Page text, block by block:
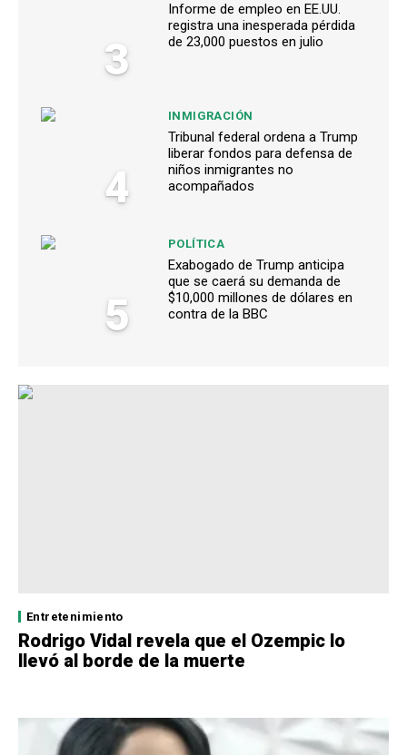
3
Informe de empleo en EE.UU.
registra una inesperada pérdida
de 23,000 puestos en julio
4
INMIGRACIÓN
Tribunal federal ordena a Trump
liberar fondos para defensa de
niños inmigrantes no
acompañados
5
POLÍTICA
Exabogado de Trump anticipa
que se caerá su demanda de
$10,000 millones de dólares en
contra de la BBC
Entretenimiento
Rodrigo Vidal revela que el Ozempic lo
llevó al borde de la muerte